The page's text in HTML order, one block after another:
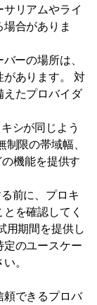
リアムやライ
合がありま
ーの場所は、
あります。 対
たプロバイダ
シが同じよう
限の帯域幅、
機能を提供す
前に、プロキ
を確認してく
用期間を提供し
のユースケー
。
頼できるプロバ